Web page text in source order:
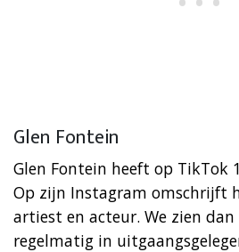
Glen Fontein
Glen Fontein heeft op TikTok
Op zijn Instagram omschrijft
artiest en acteur. We zien
regelmatig in